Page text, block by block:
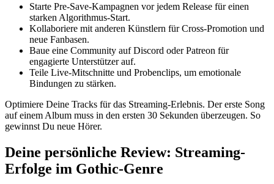
Starte Pre-Save-Kampagnen vor jedem Release für einen
starken Algorithmus-Start.
Kollaboriere mit anderen Künstlern für Cross-Promotion und
neue Fanbasen.
Baue eine Community auf Discord oder Patreon für
engagierte Unterstützer auf.
Teile Live-Mitschnitte und Probenclips, um emotionale
Bindungen zu stärken.
Optimiere Deine Tracks für das Streaming-Erlebnis. Der erste Song
auf einem Album muss in den ersten 30 Sekunden überzeugen. So
gewinnst Du neue Hörer.
Deine persönliche Review: Streaming-
Erfolge im Gothic-Genre